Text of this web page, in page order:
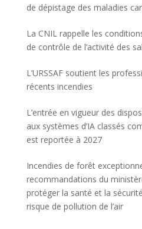
de dépistage des maladies
La CNIL rappelle les
de contrôle de l’activité des
L’URSSAF soutient les
récents incendies
L’entrée en vigueur des
aux systèmes d’IA classés
est reportée à 2027
Incendies de forêt
recommandations du
protéger la santé et la
risque de pollution de l’air